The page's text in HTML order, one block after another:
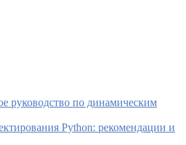
руководство по динамическим
Python: рекомендации и